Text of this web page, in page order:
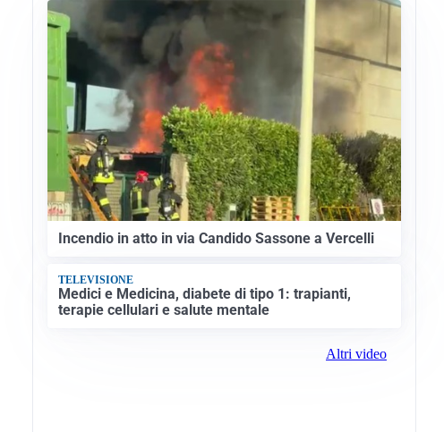
Incendio in atto in via Candido Sassone a Vercelli
TELEVISIONE
Medici e Medicina, diabete di tipo 1: trapianti,
terapie cellulari e salute mentale
Altri video